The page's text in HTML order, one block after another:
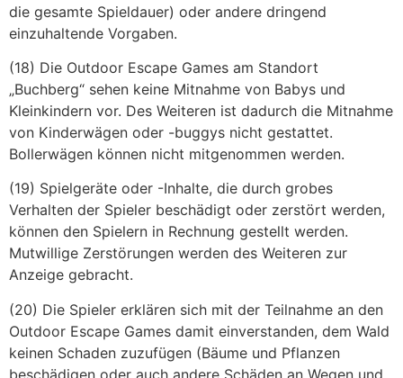
die gesamte Spieldauer) oder andere dringend
einzuhaltende Vorgaben.
(18) Die Outdoor Escape Games am Standort
„Buchberg“ sehen keine Mitnahme von Babys und
Kleinkindern vor. Des Weiteren ist dadurch die Mitnahme
von Kinderwägen oder -buggys nicht gestattet.
Bollerwägen können nicht mitgenommen werden.
(19) Spielgeräte oder -Inhalte, die durch grobes
Verhalten der Spieler beschädigt oder zerstört werden,
können den Spielern in Rechnung gestellt werden.
Mutwillige Zerstörungen werden des Weiteren zur
Anzeige gebracht.
(20) Die Spieler erklären sich mit der Teilnahme an den
Outdoor Escape Games damit einverstanden, dem Wald
keinen Schaden zuzufügen (Bäume und Pflanzen
beschädigen oder auch andere Schäden an Wegen und